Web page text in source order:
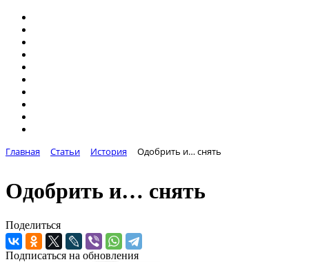
Главная Статьи История Одобрить и… снять
Одобрить и… снять
Поделиться
Подписаться на обновления